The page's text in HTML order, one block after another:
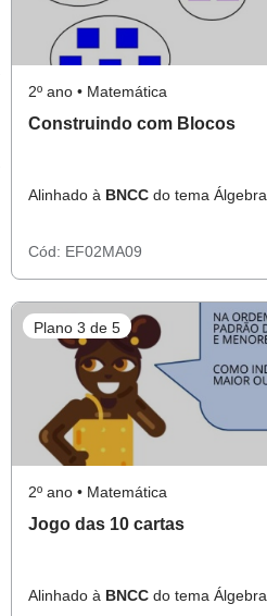
2º ano • Matemática
Construindo com Blocos
Alinhado à BNCC do tema Álgebra.
Cód: EF02MA09
Plano 3 de 5
2º ano • Matemática
Jogo das 10 cartas
Alinhado à BNCC do tema Álgebra.